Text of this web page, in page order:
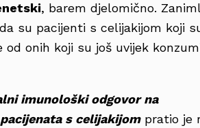
, barem djelomično.
su pacijenti s celijakijom koji
onih koji su još uvijek
imunološki odgovor na
s celijakijompratio je